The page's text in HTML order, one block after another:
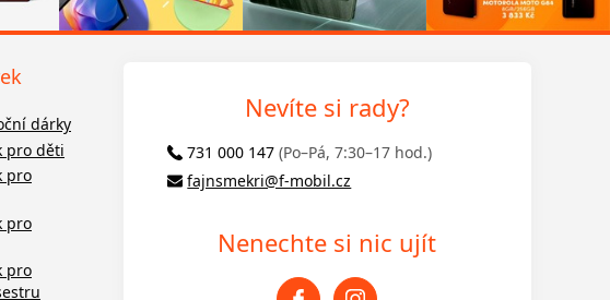
dárky
pro děti
pro
pro
pro
Nevíte si rady?
731 000 147 (Po–Pá, 7:30–17 hod.)
fajnsmekri@f-mobil.cz
Nenechte si nic ujít